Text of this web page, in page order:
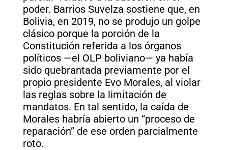
poder. Barrios Suvelza sostiene que, en
Bolivia, en 2019, no se produjo un golpe
clásico porque la porción de la
Constitución referida a los órganos
políticos —el OLP boliviano— ya había
sido quebrantada previamente por el
propio presidente Evo Morales, al violar
las reglas sobre la limitación de
mandatos. En tal sentido, la caída de
Morales habría abierto un “proceso de
reparación” de ese orden parcialmente
roto.